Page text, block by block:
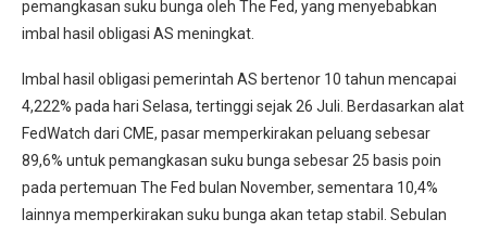
pemangkasan suku bunga oleh The Fed, yang menyebabkan
imbal hasil obligasi AS meningkat.
Imbal hasil obligasi pemerintah AS bertenor 10 tahun mencapai
4,222% pada hari Selasa, tertinggi sejak 26 Juli. Berdasarkan alat
FedWatch dari CME, pasar memperkirakan peluang sebesar
89,6% untuk pemangkasan suku bunga sebesar 25 basis poin
pada pertemuan The Fed bulan November, sementara 10,4%
lainnya memperkirakan suku bunga akan tetap stabil. Sebulan